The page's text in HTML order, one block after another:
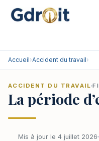
Accueil›Accident du travail›
ACCIDENT DU TRAVAIL
La période
Mis à jour le 4 juillet 2026